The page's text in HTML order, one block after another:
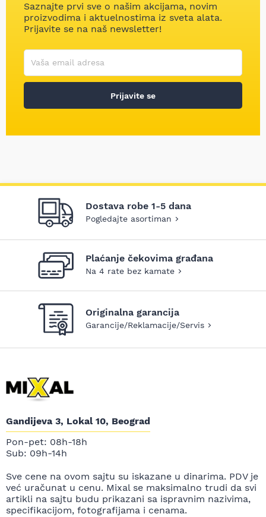
Saznajte prvi sve o našim akcijama, novim
proizvodima i aktuelnostima iz sveta alata.
Prijavite se na naš newsletter!
Korisničko ime
Vaša email adresa
Prijavite se
Dostava robe 1-5 dana
Pogledajte asortiman
Plaćanje čekovima građana
Na 4 rate bez kamate
Originalna garancija
Garancije/Reklamacije/Servis
Gandijeva 3, Lokal 10, Beograd
Pon-pet: 08h-18h
Sub: 09h-14h
Sve cene na ovom sajtu su iskazane u dinarima. PDV je
već uračunat u cenu. Mixal se maksimalno trudi da svi
artikli na sajtu budu prikazani sa ispravnim nazivima,
specifikacijom, fotografijama i cenama.